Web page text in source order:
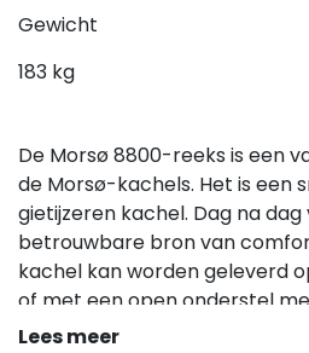
Gewicht
183 kg
De Morsø 8800-reeks is een
de Morsø-kachels. Het is een
gietijzeren kachel. Dag na
betrouwbare bron van
kachel kan worden geleverd
of met een open onderstel
brandhout. De deurgrendel
Lees meer